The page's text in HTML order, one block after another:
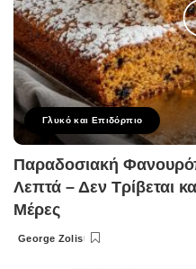
Γλυκό και Επιδόρπιο
Παραδοσιακή
Λεπτά – Δεν Τρίβεται
Μέρες
Posted
George Zolis